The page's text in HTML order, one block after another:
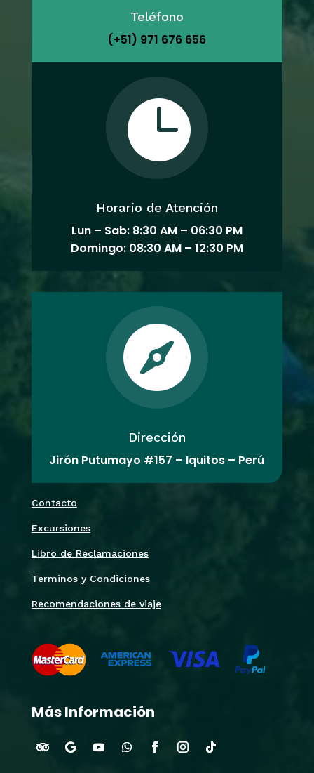
Teléfono
(+51) 971 676 656

Horario de Atención
Lun – Sab: 8:30 AM – 06:30 PM
Domingo: 08:30 AM – 12:30 PM

Dirección
Jirón Putumayo #157 – Iquitos – Perú
Contacto
Excursiones
Libro de Reclamaciones
Terminos y Condiciones
Recomendaciones de viaje
Más Información